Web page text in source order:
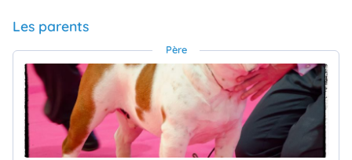
Les parents
Père